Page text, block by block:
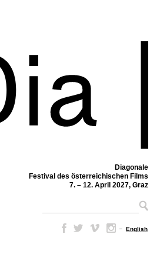
Diagonale
Festival des österreichischen Films
7. – 12. April 2027, Graz
– English